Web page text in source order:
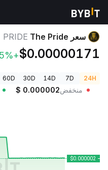
أسعار العملات الرقمية
سعر The Pride PRIDE
$0.00000171
+0.65%
24H
7D
14D
30D
60D
منخفض $ 0.000002